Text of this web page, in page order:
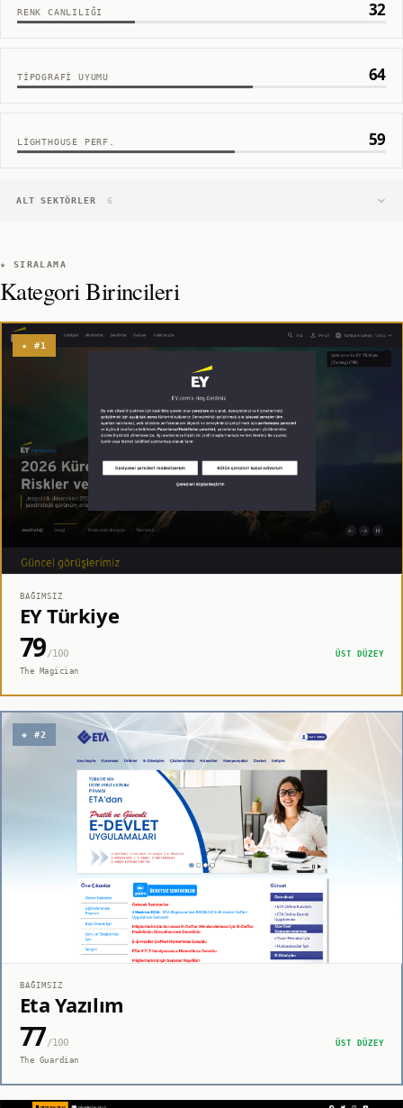
RENK CANLILIĞI 32
TIPOGRAFI UYUMU 64
LIGHTHOUSE PERF. 59
ALT SEKTÖRLER 6
★ SIRALAMA
Kategori Birincileri
★ #1
BAĞIMSIZ
EY Türkiye
79/100
ÜST DÜZEY
The Magician
◈ #2
BAĞIMSIZ
Eta Yazılım
77/100
ÜST DÜZEY
The Guardian